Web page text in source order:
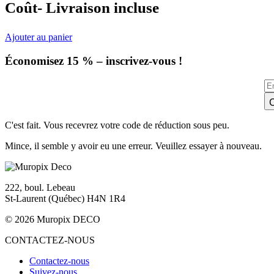
Coût- Livraison incluse
Ajouter au panier
Économisez 15 % – inscrivez-vous !
C'est fait. Vous recevrez votre code de réduction sous peu.
Mince, il semble y avoir eu une erreur. Veuillez essayer à nouveau.
222, boul. Lebeau
St-Laurent (Québec) H4N 1R4
© 2026 Muropix DECO
CONTACTEZ-NOUS
Contactez-nous
Suivez-nous